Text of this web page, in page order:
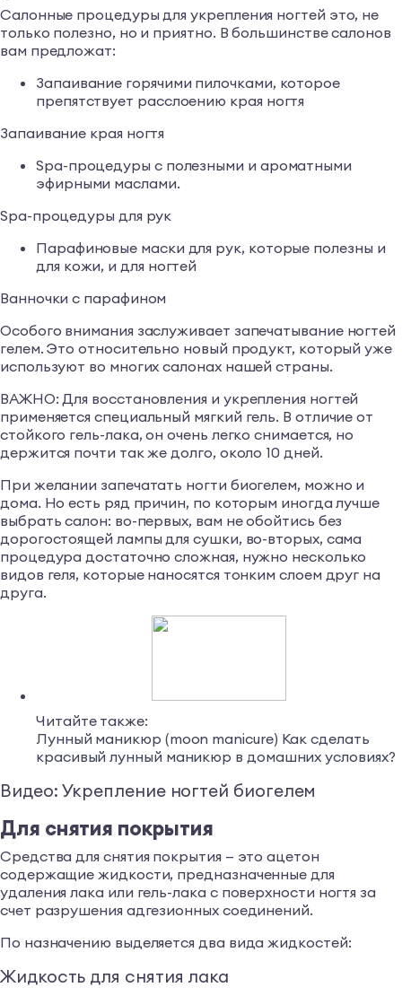
Салонные процедуры для укрепления ногтей это, не
только полезно, но и приятно. В большинстве салонов
вам предложат:
Запаивание горячими пилочками, которое
препятствует расслоению края ногтя
Запаивание края ногтя
Spa-процедуры с полезными и ароматными
эфирными маслами.
Spa-процедуры для рук
Парафиновые маски для рук, которые полезны и
для кожи, и для ногтей
Ванночки с парафином
Особого внимания заслуживает запечатывание ногтей
гелем. Это относительно новый продукт, который уже
используют во многих салонах нашей страны.
ВАЖНО: Для восстановления и укрепления ногтей
применяется специальный мягкий гель. В отличие от
стойкого гель-лака, он очень легко снимается, но
держится почти так же долго, около 10 дней.
При желании запечатать ногти биогелем, можно и
дома. Но есть ряд причин, по которым иногда лучше
выбрать салон: во-первых, вам не обойтись без
дорогостоящей лампы для сушки, во-вторых, сама
процедура достаточно сложная, нужно несколько
видов геля, которые наносятся тонким слоем друг на
друга.
Читайте также:
Лунный маникюр (moon manicure) Как сделать
красивый лунный маникюр в домашних условиях?
Видео: Укрепление ногтей биогелем
Для снятия покрытия
Средства для снятия покрытия — это ацетон
содержащие жидкости, предназначенные для
удаления лака или гель-лака с поверхности ногтя за
счет разрушения адгезионных соединений.
По назначению выделяется два вида жидкостей:
Жидкость для снятия лака